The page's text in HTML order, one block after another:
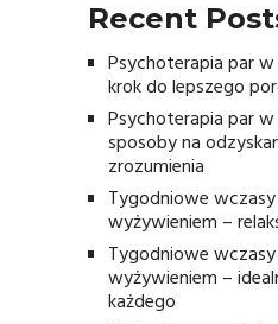
Recent
Psychoterapia par
krok do lepszego
Psychoterapia par
sposoby na
zrozumienia
Tygodniowe
wyżywieniem –
Tygodniowe
wyżywieniem –
każdego